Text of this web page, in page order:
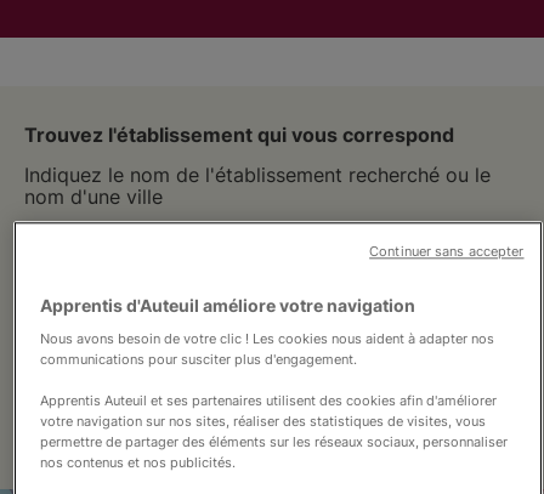
Nos actions
Nous rejoindre
Nous soutenir
Vous accompagner
Trouvez l'établissement qui vous correspond
Indiquez le nom de l'établissement recherché ou le
nom d'une ville
Filtres
Vue carte Vue liste
Apprentis d'Auteuil améliore votre navigation
Nous avons besoin de votre clic ! Les cookies nous aident à adapter nos
communications pour susciter plus d'engagement.
Apprentis Auteuil et ses partenaires utilisent des cookies afin d'améliorer
votre navigation sur nos sites, réaliser des statistiques de visites, vous
permettre de partager des éléments sur les réseaux sociaux, personnaliser
nos contenus et nos publicités.
Continuer sans accepter